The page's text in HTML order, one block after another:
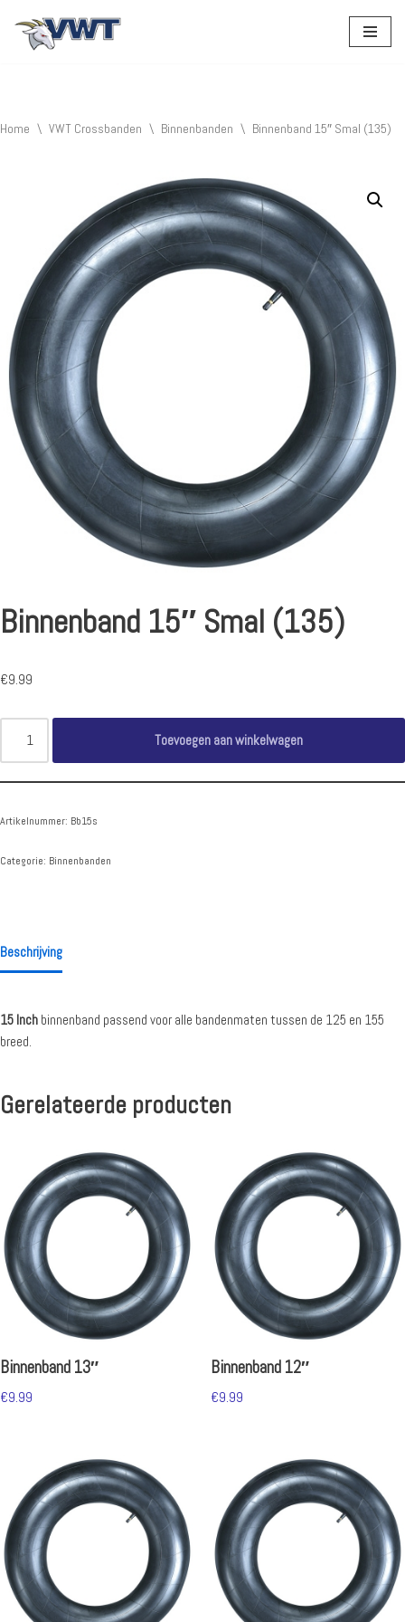
Home \ VWT Crossbanden \ Binnenbanden \ Binnenband 15″ Smal (135)
Binnenband 15″ Smal (135)
€9.99
Toevoegen aan winkelwagen
Artikelnummer: Bb15s
Categorie: Binnenbanden
Beschrijving
15 Inch binnenband passend voor alle bandenmaten tussen de 125 en 155
breed.
Gerelateerde producten
Binnenband 13″
€9.99
Binnenband 12″
€9.99